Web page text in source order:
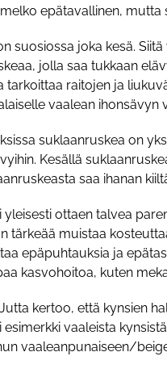
epätavallinen,
suosiossa joka kesä.
jolla saa tukkaan
tarkoittaa raitojen ja
vaalean ihonsävyn
suklaanruskea on
Kesällä
saa ihanan
yleisesti ottaen talvea
tärkeää muistaa
epäpuhtauksia ja
kasvohoitoa, kuten
kertoo, että kynsien
esimerkki vaaleista
vaaleanpunaiseen/